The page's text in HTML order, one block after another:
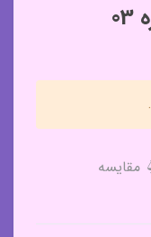
مقایسه